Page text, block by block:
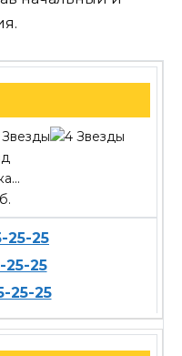
25-25
25-25
25-25